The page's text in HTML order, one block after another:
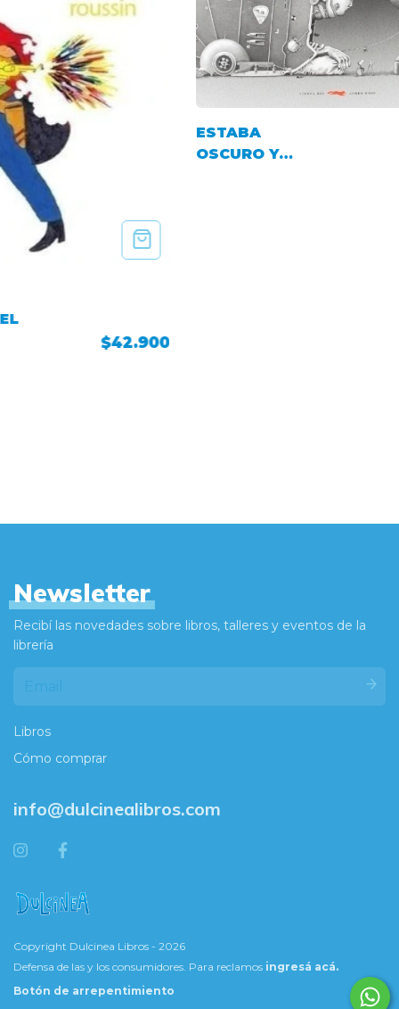
$42.900
ESTABA
OSCURO Y
Newsletter
Recibí las novedades sobre libros, talleres y eventos de la
librería
Libros
Cómo comprar
info@dulcinealibros.com
Copyright Dulcinea Libros - 2026
Defensa de las y los consumidores. Para reclamos ingresá acá.
Botón de arrepentimiento